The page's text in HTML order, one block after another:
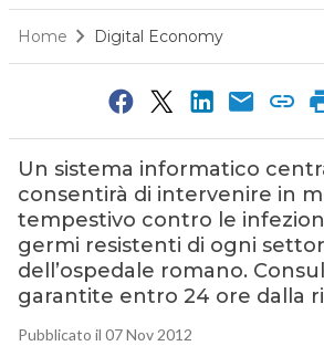
Home Digital Economy
Un sistema informatico
consentirà di intervenire in
tempestivo contro le
germi resistenti di ogni
dell’ospedale romano.
garantite entro 24 ore dalla
Pubblicato il 07 Nov 2012